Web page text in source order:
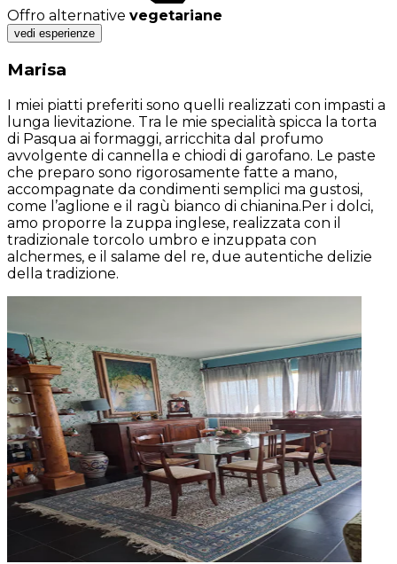
Offro alternative vegetariane
vedi esperienze
Marisa
I miei piatti preferiti sono quelli realizzati con impasti a
lunga lievitazione. Tra le mie specialità spicca la torta
di Pasqua ai formaggi, arricchita dal profumo
avvolgente di cannella e chiodi di garofano. Le paste
che preparo sono rigorosamente fatte a mano,
accompagnate da condimenti semplici ma gustosi,
come l’aglione e il ragù bianco di chianina.Per i dolci,
amo proporre la zuppa inglese, realizzata con il
tradizionale torcolo umbro e inzuppata con
alchermes, e il salame del re, due autentiche delizie
della tradizione.